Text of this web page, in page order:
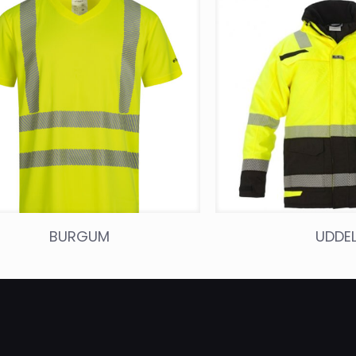
BURGUM